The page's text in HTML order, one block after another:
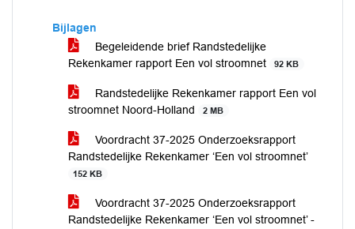
Bijlagen
Begeleidende brief Randstedelijke
Rekenkamer rapport Een vol stroomnet
92 KB
Randstedelijke Rekenkamer rapport Een vol
stroomnet Noord-Holland
2 MB
Voordracht 37-2025 Onderzoeksrapport
Randstedelijke Rekenkamer ‘Een vol stroomnet’
152 KB
Voordracht 37-2025 Onderzoeksrapport
Randstedelijke Rekenkamer ‘Een vol stroomnet’ -